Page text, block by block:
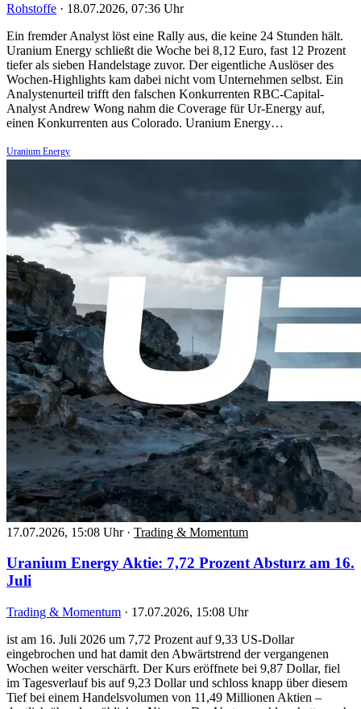
Rohstoffe · 18.07.2026, 07:36 Uhr
Ein fremder Analyst löst eine Rally aus, die keine 24 Stunden hält.
Uranium Energy schließt die Woche bei 8,12 Euro, fast 12 Prozent
tiefer als sieben Handelstage zuvor. Der eigentliche Auslöser des
Wochen-Highlights kam dabei nicht vom Unternehmen selbst. Ein
Analystenurteil trifft den falschen Konkurrenten RBC-Capital-
Analyst Andrew Wong nahm die Coverage für Ur-Energy auf,
einen Konkurrenten aus Colorado. Uranium Energy…
Uranium Energy
17.07.2026, 15:08 Uhr · Trading & Momentum
Uranium Energy Aktie: 7,72 Prozent Absturz am 16.
Juli
Trading & Momentum · 17.07.2026, 15:08 Uhr
ist am 16. Juli 2026 um 7,72 Prozent auf 9,33 US-Dollar
eingebrochen und hat damit den Abwärtstrend der vergangenen
Wochen weiter verschärft. Der Kurs eröffnete bei 9,87 Dollar, fiel
im Tagesverlauf bis auf 9,23 Dollar und schloss knapp über diesem
Tief bei einem Handelsvolumen von 11,49 Millionen Aktien –